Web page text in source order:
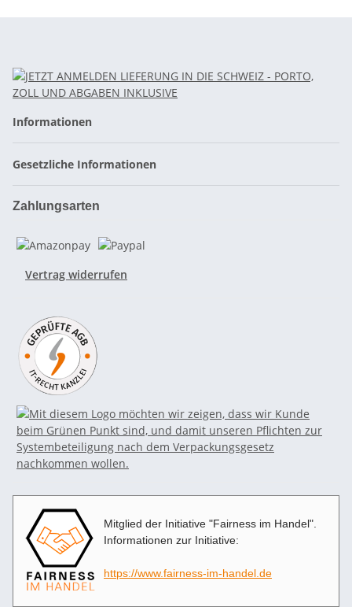
Informationen
Gesetzliche Informationen
Zahlungsarten
Vertrag widerrufen
Mitglied der Initiative "Fairness im Handel".
Informationen zur Initiative:
https://www.fairness-im-handel.de